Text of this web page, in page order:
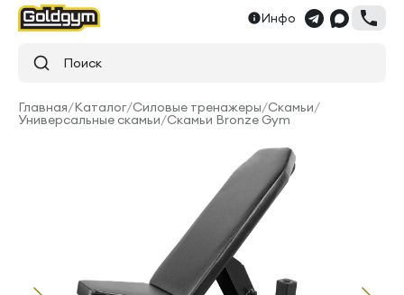
Инфо
Поиск
Главная/Каталог/Силовые тренажеры/Скамьи/
Универсальные скамьи/Скамьи Bronze Gym